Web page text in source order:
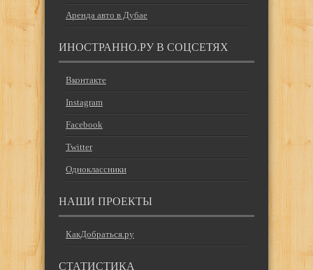
Аренда авто в Дубае
ИНОСТРАННО.РУ В СОЦСЕТЯХ
Вконтакте
Instagram
Facebook
Twitter
Одноклассники
НАШИ ПРОЕКТЫ
КакДобраться.ру
СТАТИСТИКА